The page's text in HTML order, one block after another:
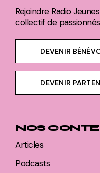
Rejoindre Radio
collectif de
DEVENIR
DEVENIR
NOS
Articles
Podcasts